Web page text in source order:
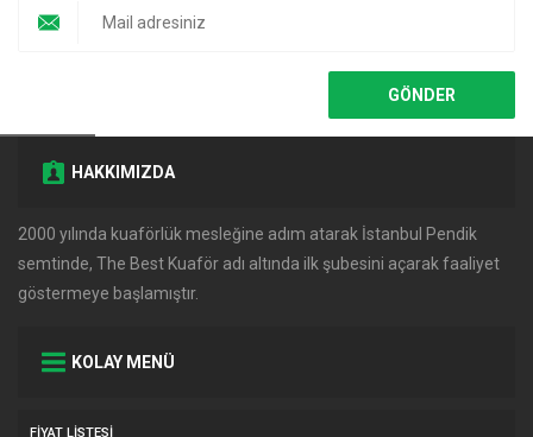
HAKKIMIZDA
2000 yılında kuaförlük mesleğine adım atarak İstanbul Pendik
semtinde, The Best Kuaför adı altında ilk şubesini açarak faaliyet
göstermeye başlamıştır.
KOLAY MENÜ
FIYAT LISTESI